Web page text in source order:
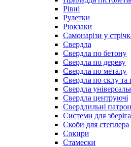
Рівні
Рулетки
Рюкзаки
Самонарізи у
Свердла
Свердла по бетону
Свердла по дереву
Свердла по металу
Свердла по склу та
Свердла
Свердла центруючі
Свердлильні
Системи для
Скоби для степлера
Сокири
Стамески